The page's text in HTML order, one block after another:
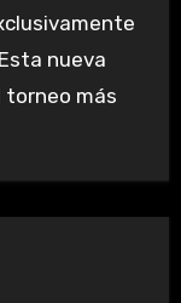
nueva
torneo más